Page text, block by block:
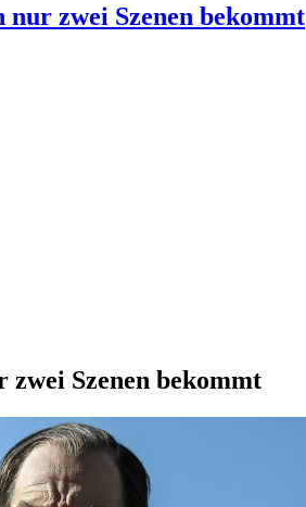
zwei Szenen bekommt
Szenen bekommt